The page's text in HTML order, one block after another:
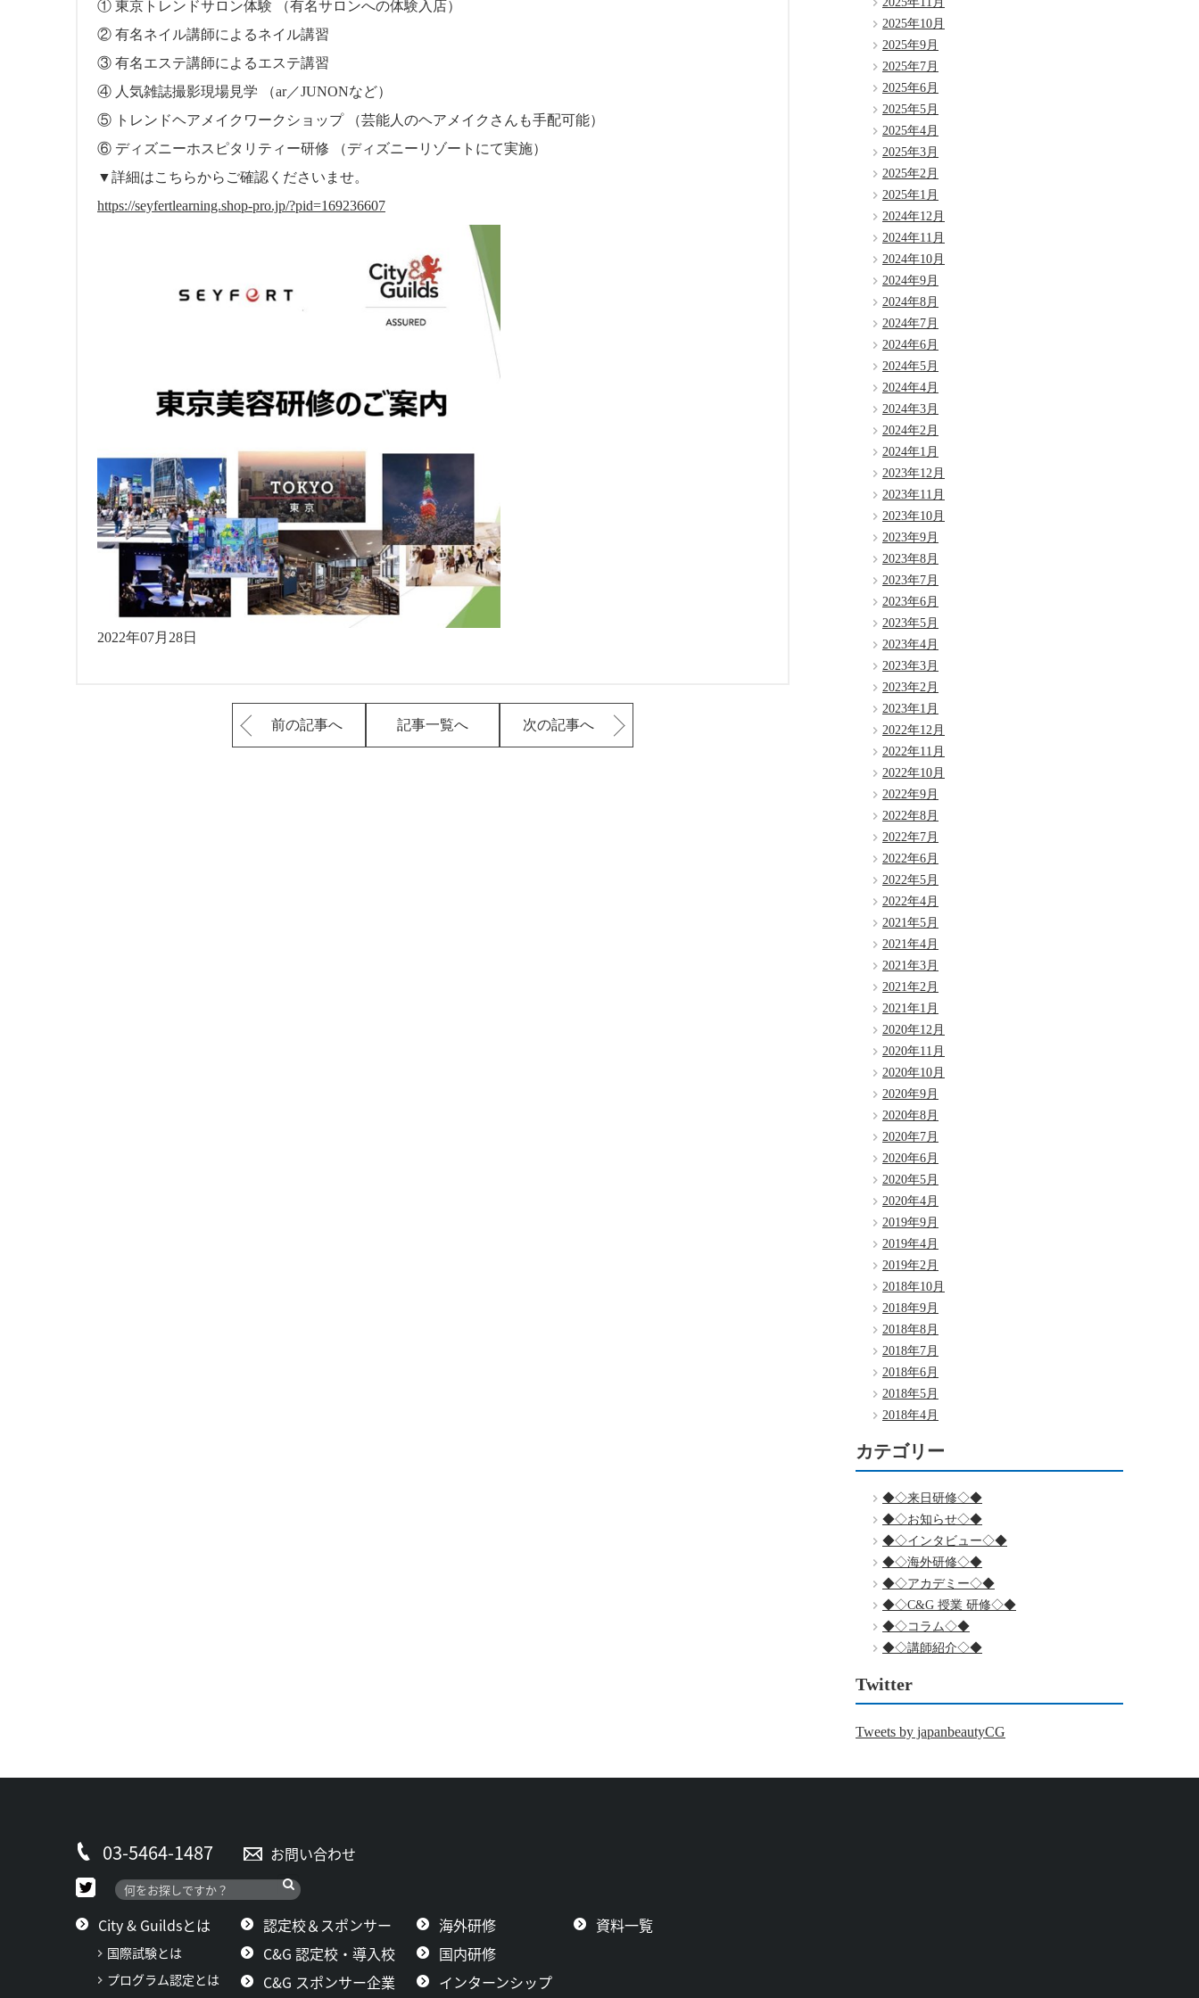
① 東京トレンドサロン体験 （有名サロンへの体験入店）
② 有名ネイル講師によるネイル講習
③ 有名エステ講師によるエステ講習
④ 人気雑誌撮影現場見学 （ar／JUNONなど）
⑤ トレンドヘアメイクワークショップ （芸能人のヘアメイクさんも手配可能）
⑥ ディズニーホスピタリティー研修 （ディズニーリゾートにて実施）
▼詳細はこちらからご確認くださいませ。
https://seyfertlearning.shop-pro.jp/?pid=169236607
2022年07月28日
前の記事へ 記事一覧へ 次の記事へ
2025年10月
2025年9月
2025年7月
2025年6月
2025年5月
2025年4月
2025年3月
2025年2月
2025年1月
2024年12月
2024年11月
2024年10月
2024年9月
2024年8月
2024年7月
2024年6月
2024年5月
2024年4月
2024年3月
2024年2月
2024年1月
2023年12月
2023年11月
2023年10月
2023年9月
2023年8月
2023年7月
2023年6月
2023年5月
2023年4月
2023年3月
2023年2月
2023年1月
2022年12月
2022年11月
2022年10月
2022年9月
2022年8月
2022年7月
2022年6月
2022年5月
2022年4月
2021年5月
2021年4月
2021年3月
2021年2月
2021年1月
2020年12月
2020年11月
2020年10月
2020年9月
2020年8月
2020年7月
2020年6月
2020年5月
2020年4月
2019年9月
2019年4月
2019年2月
2018年10月
2018年9月
2018年8月
2018年7月
2018年6月
2018年5月
2018年4月
カテゴリー
◆◇来日研修◇◆
◆◇お知らせ◇◆
◆◇インタビュー◇◆
◆◇海外研修◇◆
◆◇アカデミー◇◆
◆◇C&G 授業 研修◇◆
◆◇コラム◇◆
◆◇講師紹介◇◆
Twitter
Tweets by japanbeautyCG
03-5464-1487 お問い合わせ
City & Guildsとは
国際試験とは
プログラム認定とは
認定校＆スポンサー
C&G 認定校・導入校
C&G スポンサー企業
海外研修
国内研修
インターンシップ
資料一覧